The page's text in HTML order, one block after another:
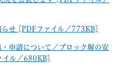
せ [PDFファイル／773KB]
申請について／ブロック塀の安
ル／680KB]